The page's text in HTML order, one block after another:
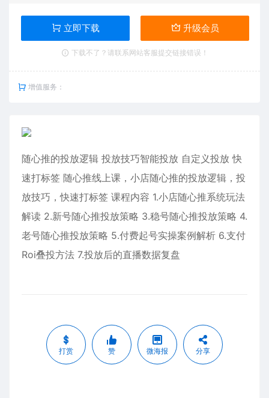
立即下载 升级会员
下载不了？请联系网站客服提交链接错误！
增值服务：
随心推的投放逻辑 投放技巧智能投放 自定义投放 快
速打标签 随心推线上课，小店随心推的投放逻辑，投
放技巧，快速打标签 课程内容 1.小店随心推系统玩法
解读 2.新号随心推投放策略 3.稳号随心推投放策略 4.
老号随心推投放策略 5.付费起号实操案例解析 6.支付
Roi叠投方法 7.投放后的直播数据复盘
打赏 赞 微海报 分享